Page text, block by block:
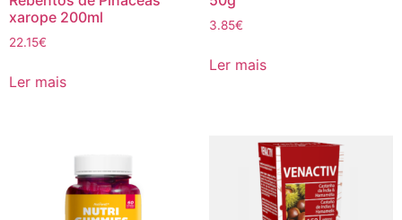
xarope 200ml
22.15€
Ler mais
3.85€
Ler mais